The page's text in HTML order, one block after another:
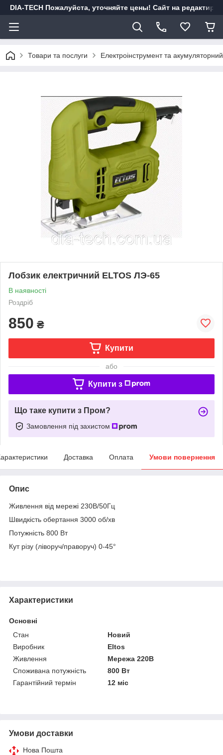
DIA-TECH Пожалуйста, уточняйте цены! Сайт на
Товари та послуги Електроінструмент та
Лобзик електричний ELTOS ЛЭ-65
В наявності
Роздріб
850 ₴
Купити
або
Купити з
Що таке купити з Пром?
Замовлення під захистом
Доставка Оплата Умови повернення
Опис
Живлення від мережі 230В/50Гц
Швидкість обертання 3000 об/хв
Потужність 800 Вт
Кут різу (ліворуч/праворуч) 0-45°
Характеристики
Основні
Стан
Новий
Виробник
Eltos
Живлення
Мережа 220В
Споживана потужність
800 Вт
Гарантійний термін
12 міс
Умови доставки
Нова Пошта